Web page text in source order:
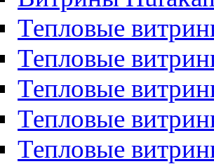
Тепловые
Тепловые
Тепловые
Тепловые
Тепловые